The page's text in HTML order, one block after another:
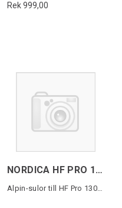
Rek 999,00
NORDICA HF PRO 130/105W 5355 PU SOLES
Alpin-sulor till HF Pro 130/105W (1 par)